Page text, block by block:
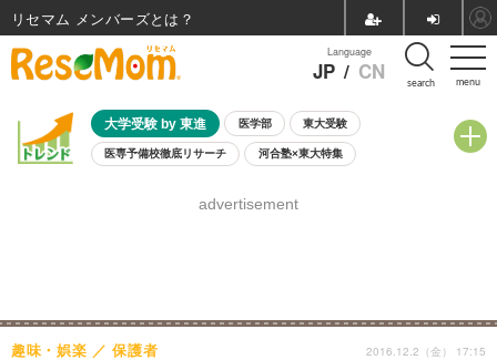
menu
Language
JP / CN search
大学受験 by 東進 医学部 東大受験
医専予備校徹底リサーチ 河合塾×東大特集
8月開催学校説明会・相談会
advertisement
趣味・娯楽 保護者 2016.12.2（金） 17:15
リセマム メンバーズ